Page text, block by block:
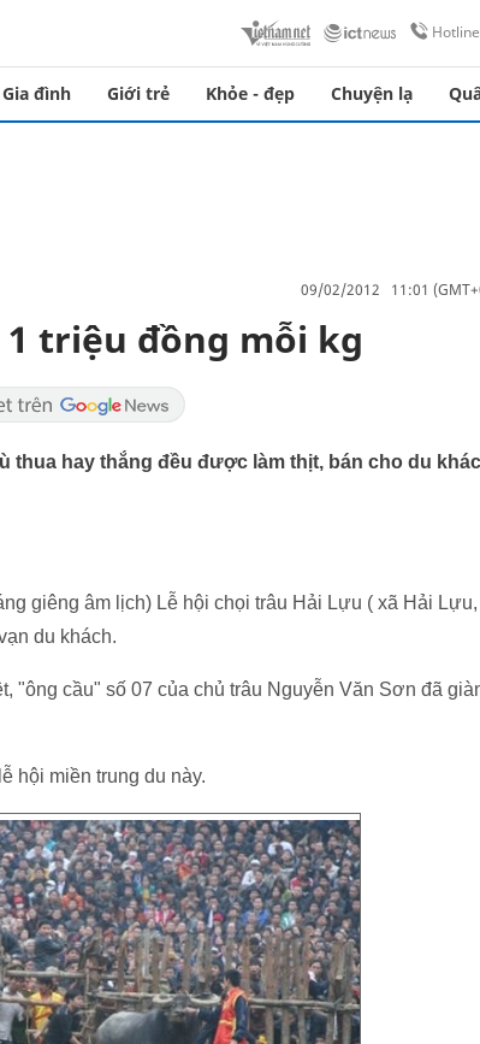
Gia đình Giới trẻ Khỏe - đẹp Chuyện lạ
09/02/2012 11:01
triệu đồng mỗi kg
thua hay thắng đều được làm thịt, bán cho du
giêng âm lịch) Lễ hội chọi trâu Hải Lựu ( xã Hải Lựu,
du khách.
"ông cầu" số 07 của chủ trâu Nguyễn Văn Sơn đã
hội miền trung du này.